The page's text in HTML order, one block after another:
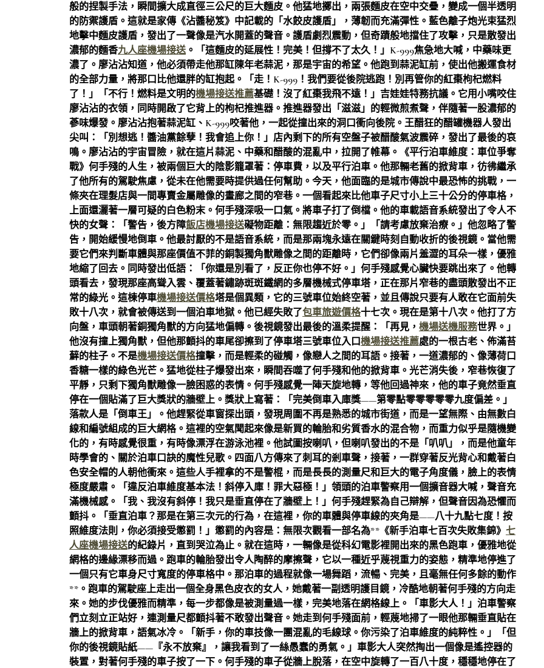
般的捏製手法，瞬間擴大成直徑三公尺的巨大麵皮。他猛地擲出，兩張麵皮在空中交疊，變成一個半透明
的防禦護盾。這就是家傳《沾醬秘笈》中記載的「水餃皮護盾」，薄韌而充滿彈性。藍色離子炮光束猛烈
地擊中麵皮護盾，發出了一聲像是汽水開蓋的聲音。護盾劇烈震動，但奇蹟般地擋住了攻擊，只是散發出
濃郁的麵香九人座機場接送。「這麵皮的延展性！完美！但撐不了太久！」K-999焦急地大喊，中藥味更
濃了。廖沾沾知道，他必須帶走他那缸陳年老蒜泥，那是宇宙的希望。他跑到蒜泥缸前，使出他搬運食材
的全部力量，將那口比他還胖的缸抱起。「走！K-999！我們要從後院逃跑！別再管你的紅棗枸杞燃料
了！」「不行！燃料是文明的機場接送推薦基礎！沒了紅棗我飛不遠！」吉娃娃特務抗議。它用小嘴咬住
廖沾沾的衣領，同時開啟了它背上的枸杞推進器。推進器發出「滋滋」的輕微煎煮聲，伴隨著一股濃郁的
蔘味爆發。廖沾沾抱著蒜泥缸、K-999咬著他，一起從撞出來的洞口衝向後院。王醋狂的醋罐機器人發出
尖叫：「別想逃！醬油黨餘孽！我會追上你！」店內剩下的所有空盤子被醋酸氣波震碎，發出了最後的哀
鳴。廖沾沾的宇宙冒險，就在這片蒜泥、中藥和醋酸的混亂中，拉開了帷幕。《平行泊車維度：車位爭奪
戰》何手殘的人生，被兩個巨大的陰影籠罩著：停車費，以及平行泊車。他那輛老舊的掀背車，彷彿繼承
了他所有的駕駛焦慮，從未在他需要時提供過任何幫助。今天，他面臨的是城市傳說中最恐怖的挑戰，一
條夾在理髮店與一間專賣金屬雕像的畫廊之間的窄巷。一個看起來比他車子尺寸小上三十公分的停車格，
上面還灑著一層可疑的白色粉末。何手殘深吸一口氣。將車子打了倒檔。他的車載語音系統發出了令人不
快的女聲：「警告，後方障飯店機場接送礙物距離：無限趨近於零。」「請考慮放棄治療。」他忽略了警
告，開始緩慢地倒車。他最討厭的不是語音系統，而是那兩塊永遠在關鍵時刻自動收折的後視鏡。當他需
要它們來判斷車體與那座價值不菲的銅製獨角獸雕像之間的距離時，它們卻像兩片羞澀的耳朵一樣，優雅
地縮了回去。同時發出低語：「你還是別看了，反正你也停不好。」何手殘感覺心臟快要跳出來了。他轉
頭看去，發現那座高聳入雲、覆蓋著鏽跡斑斑鐵網的多層機械式停車塔，正在那片窄巷的盡頭散發出不正
常的綠光。這棟停車機場接送價格塔是個異類，它的三號車位始終空著，並且傳說只要有人敢在它面前失
敗十八次，就會被傳送到一個泊車地獄。他已經失敗了包車旅遊價格十七次。現在是第十八次。他打了方
向盤，車頭朝著銅獨角獸的方向猛地偏轉。後視鏡發出最後的溫柔提醒：「再見， 機場送機服務世界。」
他沒有撞上獨角獸，但他那顫抖的車尾卻擦到了停車塔三號車位入口機場接送推薦處的一根古老、佈滿苔
蘚的柱子。不是機場接送價格撞擊，而是輕柔的碰觸，像戀人之間的耳語。接著，一道濃郁的、像薄荷口
香糖一樣的綠色光芒。猛地從柱子爆發出來，瞬間吞噬了何手殘和他的掀背車。光芒消失後，窄巷恢復了
平靜，只剩下獨角獸雕像一臉困惑的表情。何手殘感覺一陣天旋地轉，等他回過神來，他的車子竟然垂直
停在一個貼滿了巨大獎狀的牆壁上。獎狀上寫著：「完美倒車入庫獎——第零點零零零零零九度偏差。」
落款人是「倒車王」。他趕緊從車窗探出頭，發現周圍不再是熟悉的城市街道，而是一望無際、由無數白
線和編號組成的巨大網格。這裡的空氣聞起來像是新買的輪胎和劣質香水的混合物，而重力似乎是隨機變
化的，有時感覺很重，有時像漂浮在游泳池裡。他試圖按喇叭，但喇叭發出的不是「叭叭」，而是他童年
時學會的、關於泊車口訣的魔性兒歌。四面八方傳來了刺耳的剎車聲，接著，一群穿著反光背心和戴著白
色安全帽的人朝他衝來。這些人手裡拿的不是警棍，而是長長的測量尺和巨大的電子角度儀，臉上的表情
極度嚴肅。「違反泊車維度基本法！斜停入庫！罪大惡極！」領頭的泊車警察用一個擴音器大喊，聲音充
滿機械感。「我、我沒有斜停！我只是垂直停在了牆壁上！」何手殘趕緊為自己辯解，但聲音因為恐懼而
顫抖。「垂直泊車？那是在第三次元的行為，在這裡，你的車體與停車線的夾角是——八十九點七度！按
照維度法則，你必須接受懲罰！」懲罰的內容是：無限次觀看一部名為**《新手泊車七百次失敗集錦》 七
人座機場接送的紀錄片，直到哭泣為止。就在這時，一輛像是從科幻電影裡開出來的黑色跑車，優雅地從
網格的邊緣漂移而過。跑車的輪胎發出令人陶醉的摩擦聲，它以一種近乎蔑視重力的姿態，精準地停進了
一個只有它車身尺寸寬度的停車格中。那泊車的過程就像一場舞蹈，流暢、完美，且毫無任何多餘的動作
**。跑車的駕駛座上走出一個全身黑色皮衣的女人，她戴著一副透明護目鏡，冷酷地朝著何手殘的方向走
來。她的步伐優雅而精準，每一步都像是被測量過一樣，完美地落在網格線上。「車影大人！」泊車警察
們立刻立正站好，連測量尺都顫抖著不敢發出聲音。她走到何手殘面前，輕蔑地掃了一眼他那輛垂直貼在
牆上的掀背車，語氣冰冷。「新手，你的車技像一團混亂的毛線球。你污染了泊車維度的純粹性。」「但
你的後視鏡貼紙——『永不放棄』，讓我看到了一絲愚蠢的勇氣。」車影大人突然掏出一個像是遙控器的
裝置，對著何手殘的車子按了一下。何手殘的車子從牆上脫落，在空中旋轉了一百八十度，穩穩地停在了